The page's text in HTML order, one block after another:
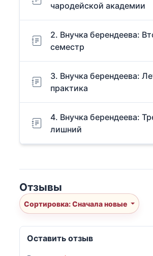
чародейской академии
2. Внучка берендеева:
семестр
3. Внучка берендеева:
практика
4. Внучка берендеева:
лишний
Отзывы
Сортировка: Сначала новые
Оставить отзыв